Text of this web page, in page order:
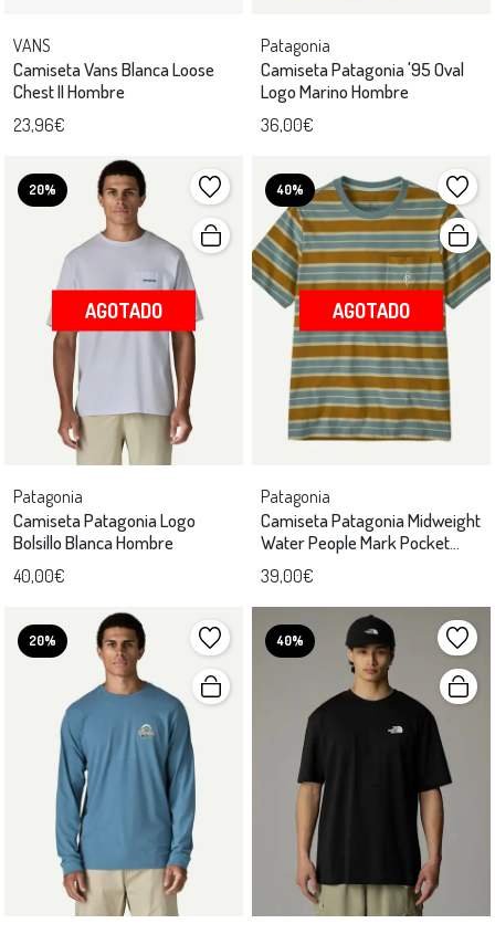
VANS
Camiseta Vans Blanca Loose
Chest II Hombre
23,96€
Patagonia
Camiseta Patagonia '95 Oval
Logo Marino Hombre
36,00€
20%
AGOTADO
Patagonia
Camiseta Patagonia Logo
Bolsillo Blanca Hombre
40,00€
40%
AGOTADO
Patagonia
Camiseta Patagonia Midweight
Water People Mark Pocket
Unisex
39,00€
20% 40%